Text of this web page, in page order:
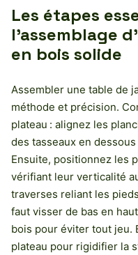
Les étapes
l’assemblage
en bois solide
Assembler une table de
méthode et précision.
plateau : alignez les
des tasseaux en
Ensuite, positionnez les
vérifiant leur verticalité
traverses reliant les
faut visser de bas en
bois pour éviter tout jeu.
plateau pour rigidifier la